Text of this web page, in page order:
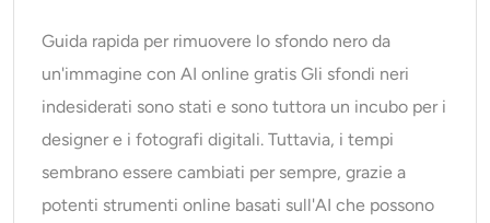
Guida rapida per rimuovere lo sfondo nero da
un'immagine con AI online gratis Gli sfondi neri
indesiderati sono stati e sono tuttora un incubo per i
designer e i fotografi digitali. Tuttavia, i tempi
sembrano essere cambiati per sempre, grazie a
potenti strumenti online basati sull'AI che possono